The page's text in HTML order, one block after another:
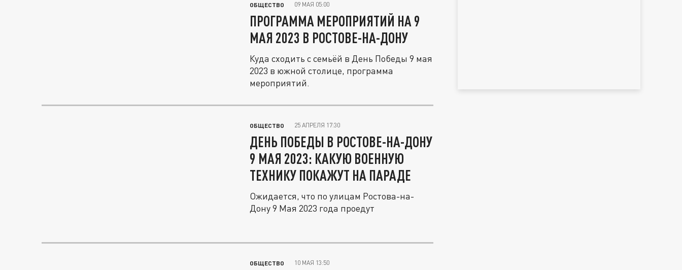
ОБЩЕСТВО 09 МАЯ 05:00
ПРОГРАММА МЕРОПРИЯТИЙ НА 9
МАЯ 2023 В РОСТОВЕ-НА-ДОНУ
Куда сходить с семьёй в День Победы 9 мая
2023 в южной столице, программа
мероприятий.
ОБЩЕСТВО 25 АПРЕЛЯ 17:30
ДЕНЬ ПОБЕДЫ В РОСТОВЕ-НА-ДОНУ
9 МАЯ 2023: КАКУЮ ВОЕННУЮ
ТЕХНИКУ ПОКАЖУТ НА ПАРАДЕ
Ожидается, что по улицам Ростова-на-
Дону 9 Мая 2023 года проедут
ОБЩЕСТВО 10 МАЯ 13:50